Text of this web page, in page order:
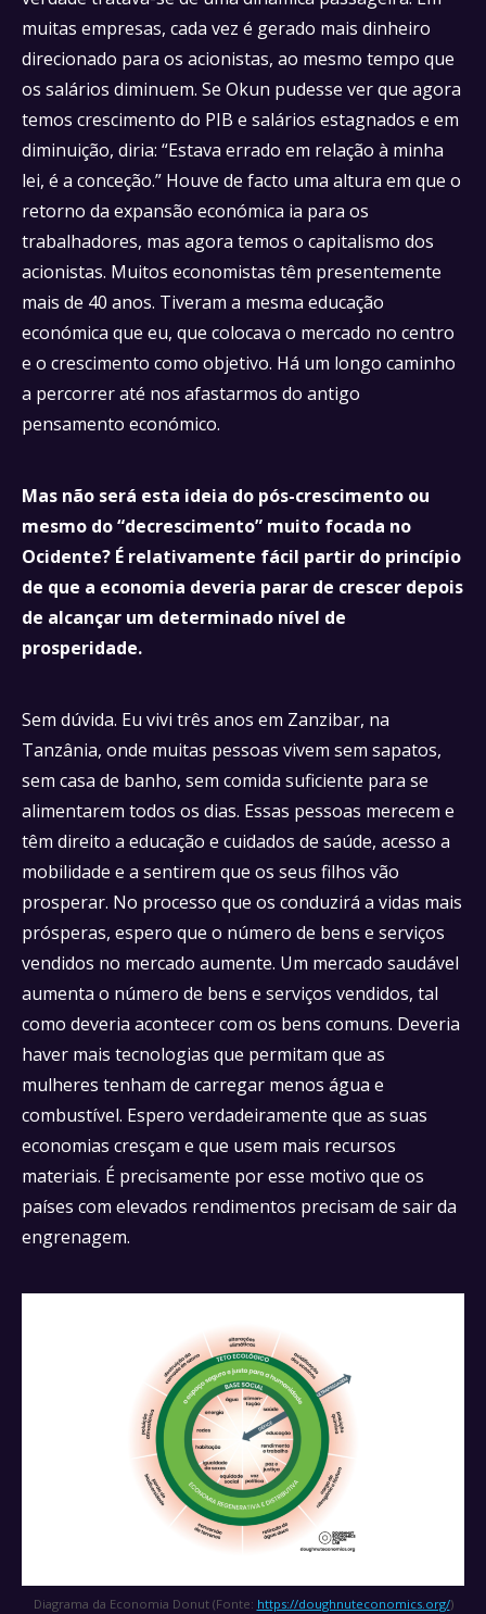
muitas empresas, cada vez é gerado mais dinheiro
direcionado para os acionistas, ao mesmo tempo que
os salários diminuem. Se Okun pudesse ver que agora
temos crescimento do PIB e salários estagnados e em
diminuição, diria: “Estava errado em relação à minha
lei, é a conceção.” Houve de facto uma altura em que o
retorno da expansão económica ia para os
trabalhadores, mas agora temos o capitalismo dos
acionistas. Muitos economistas têm presentemente
mais de 40 anos. Tiveram a mesma educação
económica que eu, que colocava o mercado no centro
e o crescimento como objetivo. Há um longo caminho
a percorrer até nos afastarmos do antigo
pensamento económico.
Mas não será esta ideia do pós-crescimento ou
mesmo do “decrescimento” muito focada no
Ocidente? É relativamente fácil partir do princípio
de que a economia deveria parar de crescer depois
de alcançar um determinado nível de
prosperidade.
Sem dúvida. Eu vivi três anos em Zanzibar, na
Tanzânia, onde muitas pessoas vivem sem sapatos,
sem casa de banho, sem comida suficiente para se
alimentarem todos os dias. Essas pessoas merecem e
têm direito a educação e cuidados de saúde, acesso a
mobilidade e a sentirem que os seus filhos vão
prosperar. No processo que os conduzirá a vidas mais
prósperas, espero que o número de bens e serviços
vendidos no mercado aumente. Um mercado saudável
aumenta o número de bens e serviços vendidos, tal
como deveria acontecer com os bens comuns. Deveria
haver mais tecnologias que permitam que as
mulheres tenham de carregar menos água e
combustível. Espero verdadeiramente que as suas
economias cresçam e que usem mais recursos
materiais. É precisamente por esse motivo que os
países com elevados rendimentos precisam de sair da
engrenagem.
Diagrama da Economia Donut (Fonte: https://doughnuteconomics.org/)